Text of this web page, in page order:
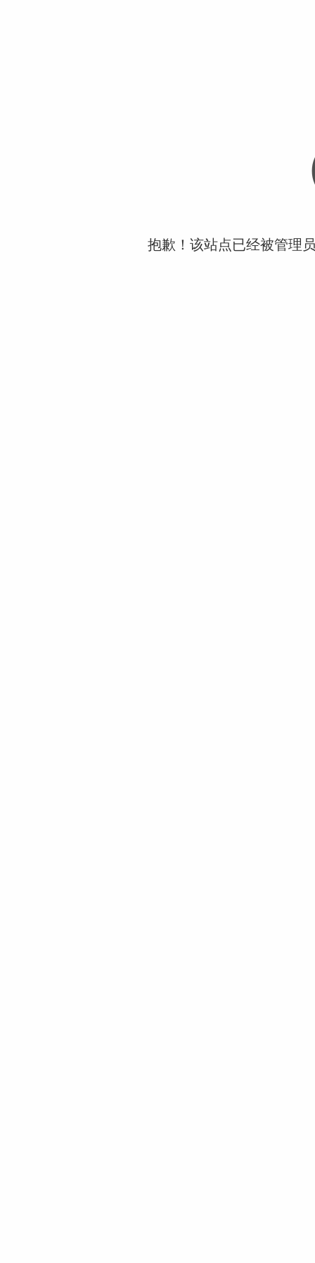
抱歉！该站点已经被管理